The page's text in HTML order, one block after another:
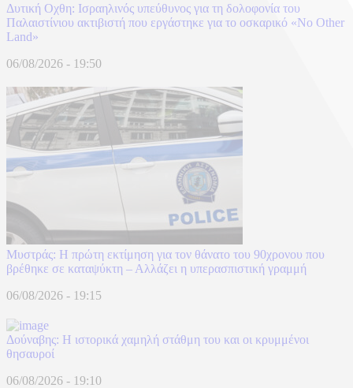
Δυτική Οχθη: Ισραηλινός υπεύθυνος για τη δολοφονία του
Παλαιστίνιου ακτιβιστή που εργάστηκε για το οσκαρικό «No Other
Land»
06/08/2026 - 19:50
Μυστράς: Η πρώτη εκτίμηση για τον θάνατο του 90χρονου που
βρέθηκε σε καταψύκτη – Αλλάζει η υπερασπιστική γραμμή
06/08/2026 - 19:15
Δούναβης: Η ιστορικά χαμηλή στάθμη του και οι κρυμμένοι
θησαυροί
06/08/2026 - 19:10